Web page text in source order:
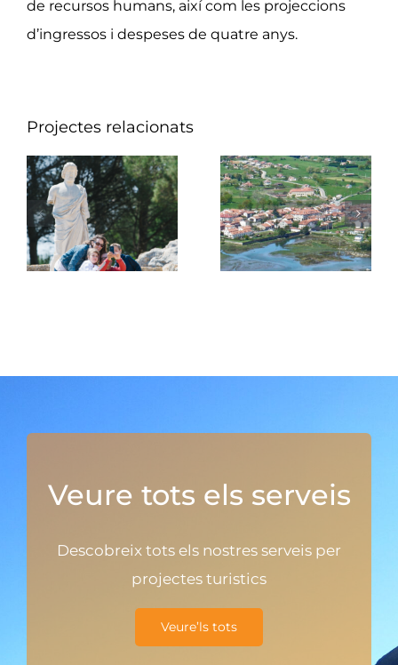
de recursos humans, així com les projeccions
d’ingressos i despeses de quatre anys.
Projectes relacionats
Veure tots els serveis
Descobreix tots els nostres serveis per
projectes turistics
Veure’ls tots